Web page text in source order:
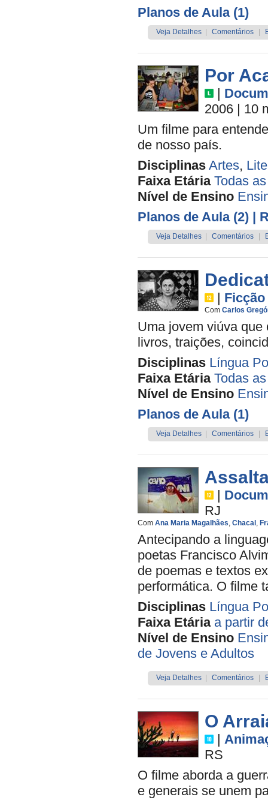
Planos de Aula (1)
Veja Detalhes Comentários
Por
|
2006 | 10
Um filme para
de nosso país.
Disciplinas Artes,
Faixa Etária Todas
Nível de Ensino
Planos de Aula (2) |
Veja Detalhes Comentários
| Ficção
Com Carlos
Uma jovem viúva
livros, traições,
Disciplinas Língua
Faixa Etária Todas
Nível de Ensino
Planos de Aula (1)
Veja Detalhes Comentários
|
RJ
Com Ana Maria Magalhães, Chacal ,
Antecipando a
poetas Francisco
de poemas e textos
performática. O filme
Disciplinas Língua
Faixa Etária a partir
Nível de Ensino
de Jovens e Adultos
Veja Detalhes Comentários
O
|
RS
O filme aborda a
e generais se unem